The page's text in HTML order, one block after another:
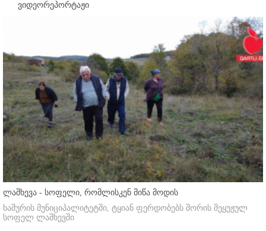
ვიდეორეპორტაჟი
ლაშხევა - სოფელი, რომლისკენ მიწა მოდის
ხაშურის მუნიციპალიტეტში, ტყიან ფერდობებს შორის შეყუჟულ
სოფელ ლაშხევში